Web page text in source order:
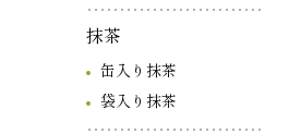
抹茶
缶入り抹茶
袋入り抹茶